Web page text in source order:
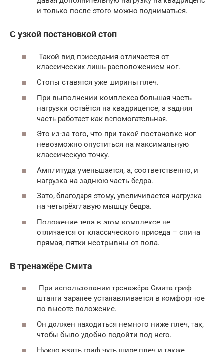
и только после этого можно подниматься.
С узкой постановкой стоп
Такой вид приседания отличается от
классических лишь расположением ног.
Стопы ставятся уже ширины плеч.
При выполнении комплекса большая часть
нагрузки остаётся на квадрицепсе, а задняя
часть работает как вспомогательная.
Это из-за того, что при такой постановке ног
невозможно опуститься на максимальную
классическую точку.
Амплитуда уменьшается, а, соответственно, и
нагрузка на заднюю часть бедра.
Зато, благодаря этому, увеличивается нагрузка
на четырёхглавую мышцу бедра.
Положение тела в этом комплексе не
отличается от классического приседа – спина
прямая, пятки неотрывны от пола.
В тренажёре Смита
При использовании тренажёра Смита гриф
штанги заранее устанавливается в комфортное
по высоте положение.
Он должен находиться немного ниже плеч, так,
чтобы было удобно подойти под него.
Нужно взять гриф чуть шире плеч и также